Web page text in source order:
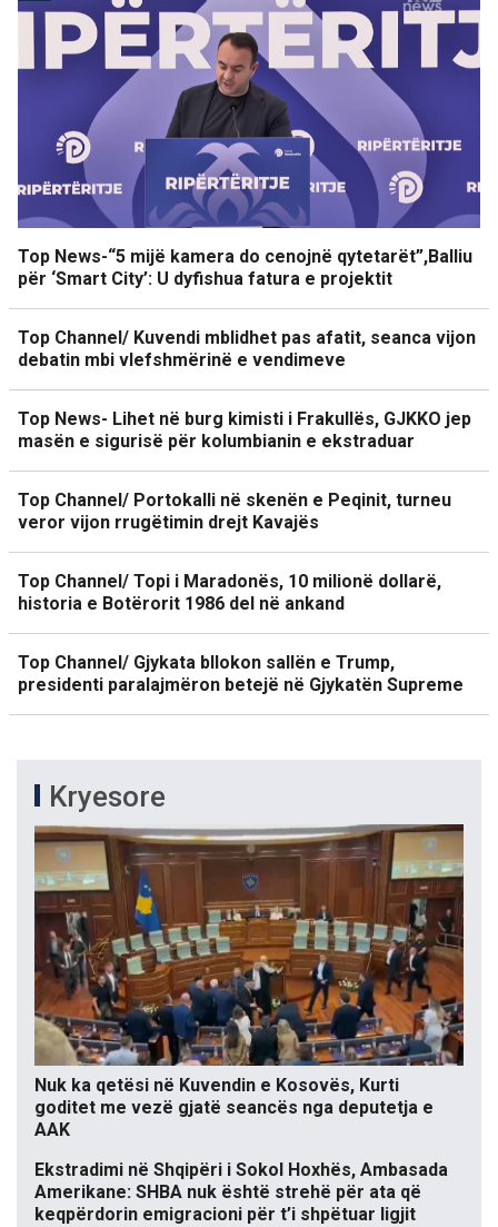
Top News-“5 mijë kamera do cenojnë qytetarët”,Balliu
për ‘Smart City’: U dyfishua fatura e projektit
Top Channel/ Kuvendi mblidhet pas afatit, seanca vijon
debatin mbi vlefshmërinë e vendimeve
Top News- Lihet në burg kimisti i Frakullës, GJKKO jep
masën e sigurisë për kolumbianin e ekstraduar
Top Channel/ Portokalli në skenën e Peqinit, turneu
veror vijon rrugëtimin drejt Kavajës
Top Channel/ Topi i Maradonës, 10 milionë dollarë,
historia e Botërorit 1986 del në ankand
Top Channel/ Gjykata bllokon sallën e Trump,
presidenti paralajmëron betejë në Gjykatën Supreme
Kryesore
Nuk ka qetësi në Kuvendin e Kosovës, Kurti
goditet me vezë gjatë seancës nga deputetja e
AAK
Ekstradimi në Shqipëri i Sokol Hoxhës, Ambasada
Amerikane: SHBA nuk është strehë për ata që
keqpërdorin emigracioni për t’i shpëtuar ligjit